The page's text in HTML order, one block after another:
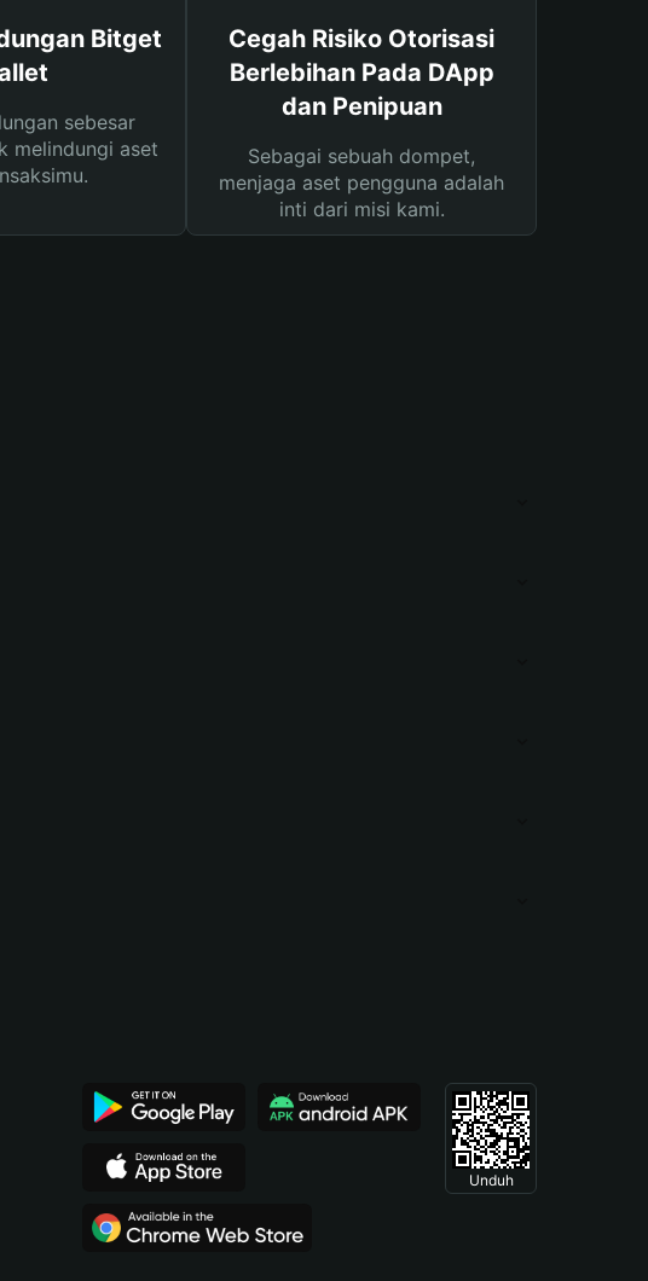
Bitget
sebesar
melindungi aset
Cegah Risiko Otorisasi
Berlebihan Pada DApp
dan Penipuan
Sebagai sebuah dompet,
menjaga aset pengguna adalah
inti dari misi kami.
Unduh